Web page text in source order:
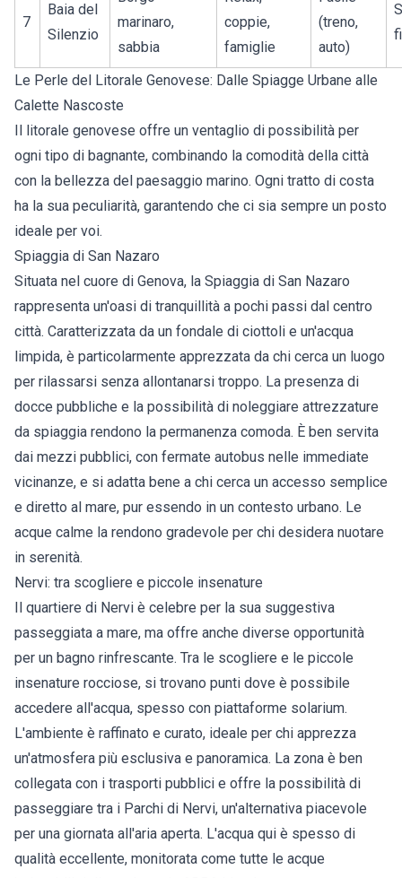
7
Baia del
Silenzio
marinaro,
sabbia
coppie,
famiglie
(treno,
auto)
Le Perle del Litorale Genovese: Dalle Spiagge Urbane alle
Calette Nascoste
Il litorale genovese offre un ventaglio di possibilità per
ogni tipo di bagnante, combinando la comodità della città
con la bellezza del paesaggio marino. Ogni tratto di costa
ha la sua peculiarità, garantendo che ci sia sempre un posto
ideale per voi.
Spiaggia di San Nazaro
Situata nel cuore di Genova, la Spiaggia di San Nazaro
rappresenta un'oasi di tranquillità a pochi passi dal centro
città. Caratterizzata da un fondale di ciottoli e un'acqua
limpida, è particolarmente apprezzata da chi cerca un luogo
per rilassarsi senza allontanarsi troppo. La presenza di
docce pubbliche e la possibilità di noleggiare attrezzature
da spiaggia rendono la permanenza comoda. È ben servita
dai mezzi pubblici, con fermate autobus nelle immediate
vicinanze, e si adatta bene a chi cerca un accesso semplice
e diretto al mare, pur essendo in un contesto urbano. Le
acque calme la rendono gradevole per chi desidera nuotare
in serenità.
Nervi: tra scogliere e piccole insenature
Il quartiere di Nervi è celebre per la sua suggestiva
passeggiata a mare, ma offre anche diverse opportunità
per un bagno rinfrescante. Tra le scogliere e le piccole
insenature rocciose, si trovano punti dove è possibile
accedere all'acqua, spesso con piattaforme solarium.
L'ambiente è raffinato e curato, ideale per chi apprezza
un'atmosfera più esclusiva e panoramica. La zona è ben
collegata con i trasporti pubblici e offre la possibilità di
passeggiare tra i Parchi di Nervi, un'alternativa piacevole
per una giornata all'aria aperta. L'acqua qui è spesso di
qualità eccellente, monitorata come tutte le acque